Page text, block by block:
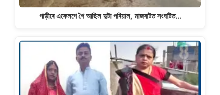
গাড়ীৰে একেলগে গৈ আছিল দুটা পৰিয়াল, মাজবাটত সংঘটিত…